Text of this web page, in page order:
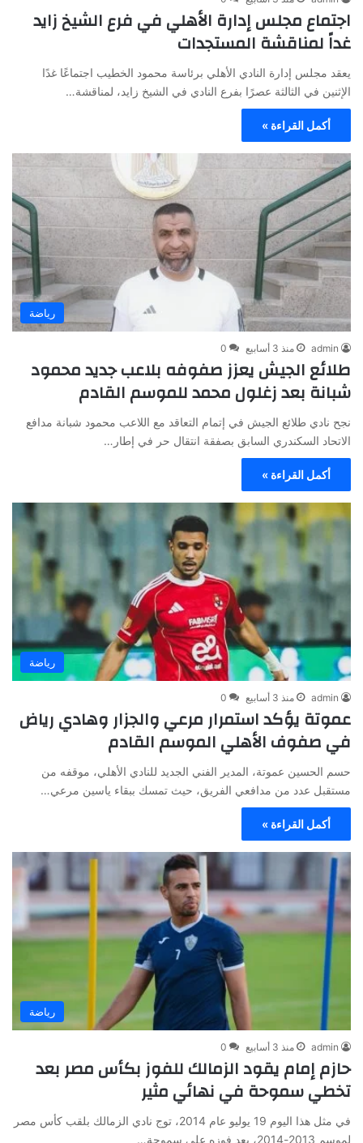
اجتماع مجلس إدارة الأهلي في فرع الشيخ زايد
غداً لمناقشة المستجدات
يعقد مجلس إدارة النادي الأهلي برئاسة محمود الخطيب اجتماعًا غدًا
الإثنين في الثالثة عصرًا بفرع النادي في الشيخ زايد، لمناقشة…
أكمل القراءة »
رياضة
admin منذ 3 أسابيع 0
طلائع الجيش يعزز صفوفه بلاعب جديد محمود
شبانة بعد زغلول محمد للموسم القادم
نجح نادي طلائع الجيش في إتمام التعاقد مع اللاعب محمود شبانة مدافع
الاتحاد السكندري السابق بصفقة انتقال حر في إطار…
أكمل القراءة »
رياضة
admin منذ 3 أسابيع 0
عموتة يؤكد استمرار مرعي والجزار وهادي رياض
في صفوف الأهلي الموسم القادم
حسم الحسين عموتة، المدير الفني الجديد للنادي الأهلي، موقفه من
مستقبل عدد من مدافعي الفريق، حيث تمسك ببقاء ياسين مرعي…
أكمل القراءة »
رياضة
admin منذ 3 أسابيع 0
حازم إمام يقود الزمالك للفوز بكأس مصر بعد
تخطي سموحة في نهائي مثير
في مثل هذا اليوم 19 يوليو عام 2014، توج نادي الزمالك بلقب كأس مصر
لموسم 2013-2014، بعد فوزه على سموحة…